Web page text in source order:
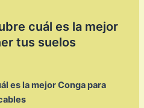
cuál es la mejor
tus suelos
es la mejor Conga para